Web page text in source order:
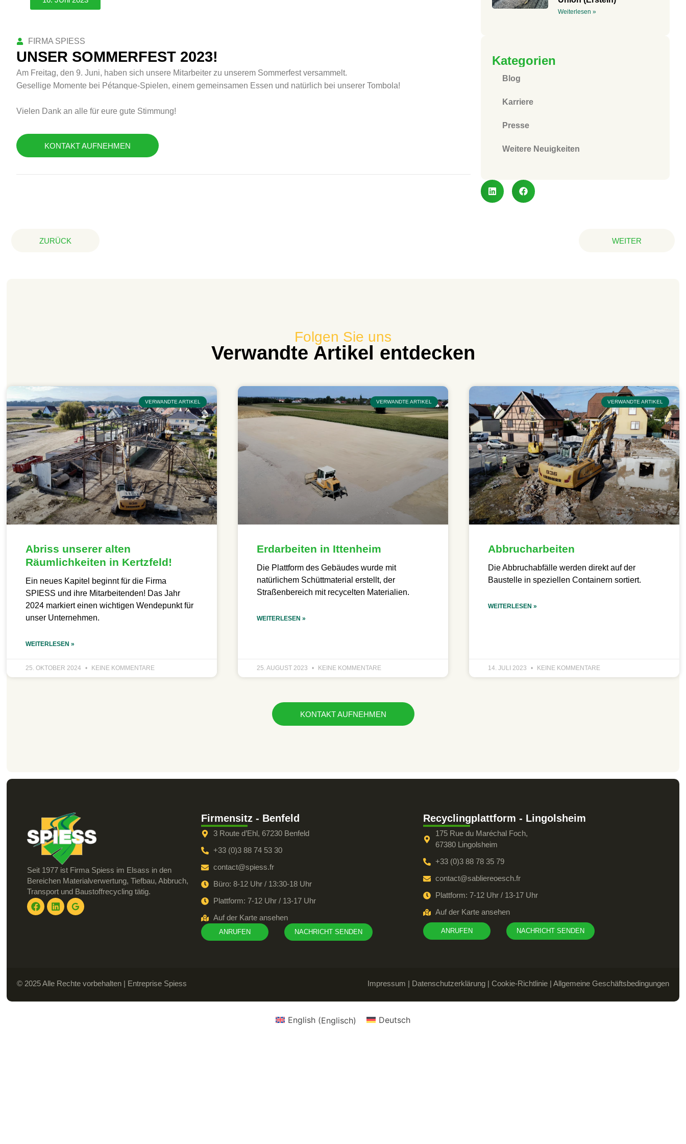
SOMMERFEST
FIRMA SPIESS
UNSER SOMMERFEST 2023!
Am Freitag, den 9. Juni, haben sich unsere Mitarbeiter zu unserem Sommerfest versammelt.
Gesellige Momente bei Pétanque-Spielen, einem gemeinsamen Essen und natürlich bei unserer Tombola!
Vielen Dank an alle für eure gute Stimmung!
KONTAKT AUFNEHMEN
Weiterlesen »
Kategorien
Blog
Karriere
Presse
Weitere Neuigkeiten
ZURÜCK WEITER
Folgen Sie uns
Verwandte Artikel entdecken
VERWANDTE ARTIKEL
Abriss unserer alten
Räumlichkeiten in Kertzfeld!
Ein neues Kapitel beginnt für die Firma
SPIESS und ihre Mitarbeitenden! Das Jahr
2024 markiert einen wichtigen Wendepunkt für
unser Unternehmen.
WEITERLESEN »
25. OKTOBER 2024 KEINE KOMMENTARE
VERWANDTE ARTIKEL
Erdarbeiten in Ittenheim
Die Plattform des Gebäudes wurde mit
natürlichem Schüttmaterial erstellt, der
Straßenbereich mit recycelten Materialien.
WEITERLESEN »
25. AUGUST 2023 KEINE KOMMENTARE
VERWANDTE ARTIKEL
Abbrucharbeiten
Die Abbruchabfälle werden direkt auf der
Baustelle in speziellen Containern sortiert.
WEITERLESEN »
14. JULI 2023 KEINE KOMMENTARE
KONTAKT AUFNEHMEN
Seit 1977 ist Firma Spiess im Elsass in den
Bereichen Materialverwertung, Tiefbau, Abbruch,
Transport und Baustoffrecycling tätig.
Firmensitz - Benfeld
3 Route d’Ehl, 67230 Benfeld
+33 (0)3 88 74 53 30
contact@spiess.fr
Büro: 8-12 Uhr / 13:30-18 Uhr
Plattform: 7-12 Uhr / 13-17 Uhr
Auf der Karte ansehen
ANRUFEN NACHRICHT SENDEN
Recyclingplattform - Lingolsheim
175 Rue du Maréchal Foch,
67380 Lingolsheim
+33 (0)3 88 78 35 79
contact@sabliereoesch.fr
Plattform: 7-12 Uhr / 13-17 Uhr
Auf der Karte ansehen
ANRUFEN NACHRICHT SENDEN
© 2025 Alle Rechte vorbehalten | Entreprise Spiess Impressum | Datenschutzerklärung| Cookie-Richtlinie| Allgemeine Geschäftsbedingungen
English (Englisch) Deutsch